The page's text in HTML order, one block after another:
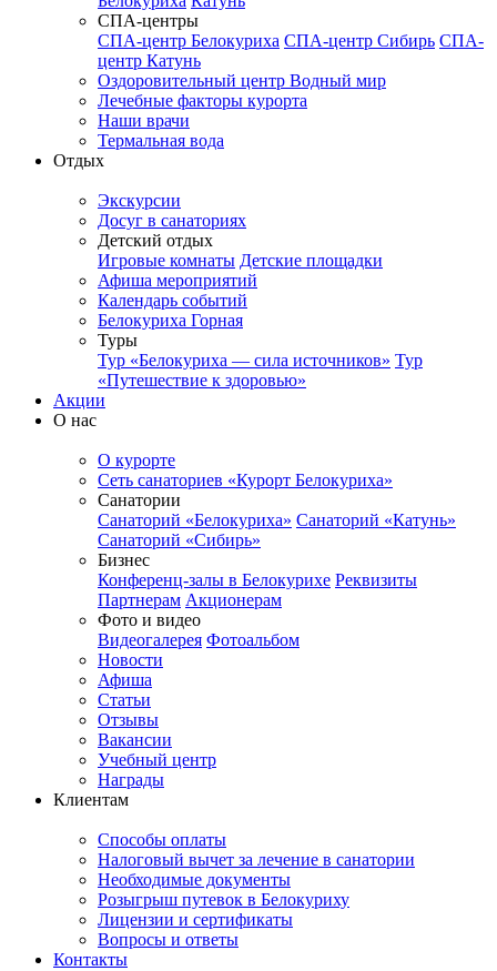
СПА-центры
СПА-центр Белокуриха СПА-центр Сибирь СПА-
центр Катунь
Оздоровительный центр Водный мир
Лечебные факторы курорта
Наши врачи
Термальная вода
Отдых
Экскурсии
Досуг в санаториях
Детский отдых
Игровые комнаты Детские площадки
Афиша мероприятий
Календарь событий
Белокуриха Горная
Туры
Тур «Белокуриха — сила источников» Тур
«Путешествие к здоровью»
Акции
О нас
О курорте
Сеть санаториев «Курорт Белокуриха»
Санатории
Санаторий «Белокуриха» Санаторий «Катунь»
Санаторий «Сибирь»
Бизнес
Конференц-залы в Белокурихе Реквизиты
Партнерам Акционерам
Фото и видео
Видеогалерея Фотоальбом
Новости
Афиша
Статьи
Отзывы
Вакансии
Учебный центр
Награды
Клиентам
Способы оплаты
Налоговый вычет за лечение в санатории
Необходимые документы
Розыгрыш путевок в Белокуриху
Лицензии и сертификаты
Вопросы и ответы
Контакты